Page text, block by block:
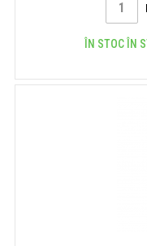
ÎN STOC ÎN